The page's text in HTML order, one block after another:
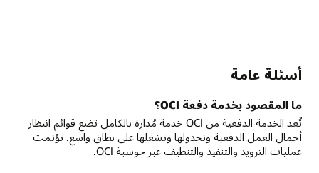
أسئلة عامة
ما المقصود بخدمة دفعة OCI؟
تُعد الخدمة الدفعية من OCI خدمة مُدارة بالكامل تضع قوائم انتظار
أحمال العمل الدفعية وتجدولها وتشغلها على نطاق واسع. تؤتمت
عمليات التزويد والتنفيذ والتنظيف عبر حوسبة OCI.